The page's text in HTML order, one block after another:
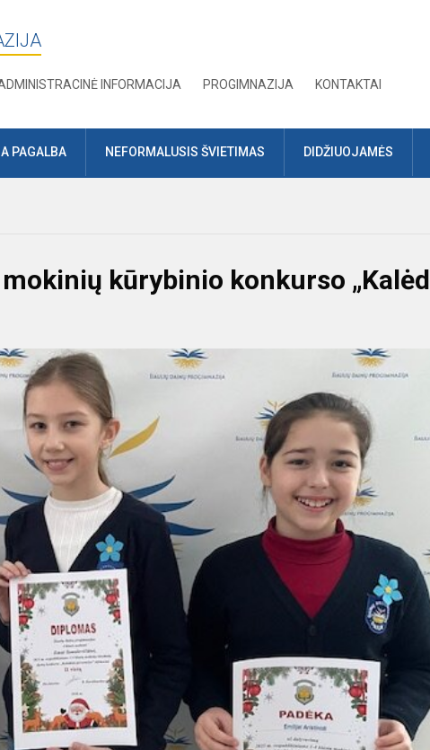
INFORMACIJA PROGIMNAZIJA KONTAKTAI
PAGALBA NEFORMALUSIS ŠVIETIMAS DIDŽIUOJAMĖS
kūrybinio konkurso